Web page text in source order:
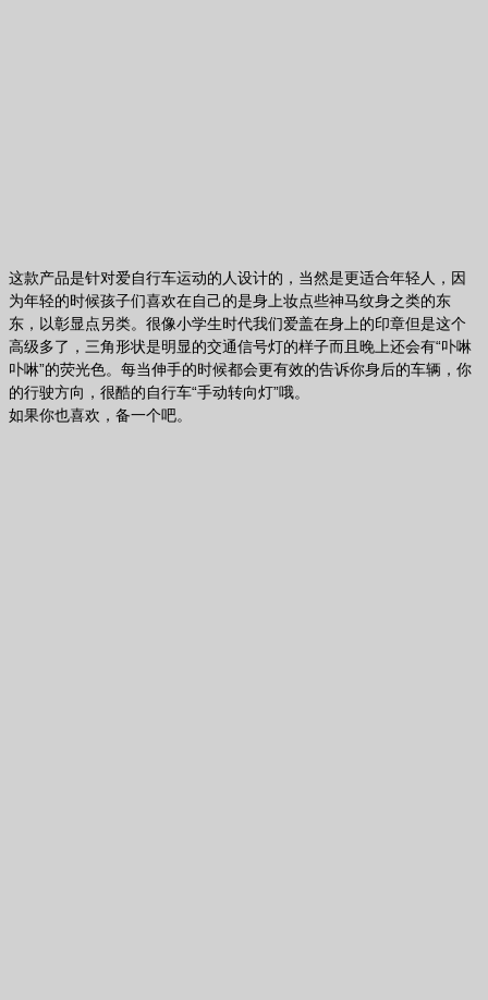
这款产品是针对爱自行车运动的人设计的，当然是更适合年轻人，因
为年轻的时候孩子们喜欢在自己的是身上妆点些神马纹身之类的东
东，以彰显点另类。很像小学生时代我们爱盖在身上的印章但是这个
高级多了，三角形状是明显的交通信号灯的样子而且晚上还会有“卟啉
卟啉”的荧光色。每当伸手的时候都会更有效的告诉你身后的车辆，你
的行驶方向，很酷的自行车“手动转向灯”哦。
如果你也喜欢，备一个吧。